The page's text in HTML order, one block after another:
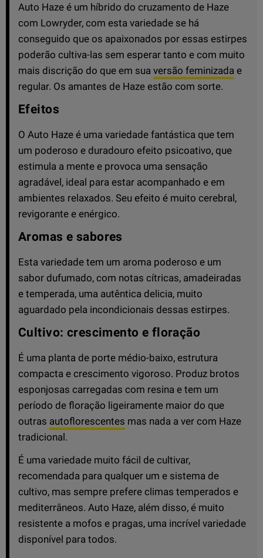
Auto Haze é um híbrido do cruzamento de Haze
com Lowryder, com esta variedade se há
conseguido que os apaixonados por essas estirpes
poderão cultiva-las sem esperar tanto e com muito
mais discrição do que em sua versão feminizada e
regular. Os amantes de Haze estão com sorte.
Efeitos
O Auto Haze é uma variedade fantástica que tem
um poderoso e duradouro efeito psicoativo, que
estimula a mente e provoca uma sensação
agradável, ideal para estar acompanhado e em
ambientes relaxados. Seu efeito é muito cerebral,
revigorante e enérgico.
Aromas e sabores
Esta variedade tem um aroma poderoso e um
sabor dufumado, com notas cítricas, amadeiradas
e temperada, uma autêntica delicia, muito
aguardado pela incondicionais dessas estirpes.
Cultivo: crescimento e floração
É uma planta de porte médio-baixo, estrutura
compacta e crescimento vigoroso. Produz brotos
esponjosas carregadas com resina e tem um
período de floração ligeiramente maior do que
outras autoflorescentes mas nada a ver com Haze
tradicional.
É uma variedade muito fácil de cultivar,
recomendada para qualquer um e sistema de
cultivo, mas sempre prefere climas temperados e
mediterrâneos. Auto Haze, além disso, é muito
resistente a mofos e pragas, uma incrível variedade
disponível para todos.